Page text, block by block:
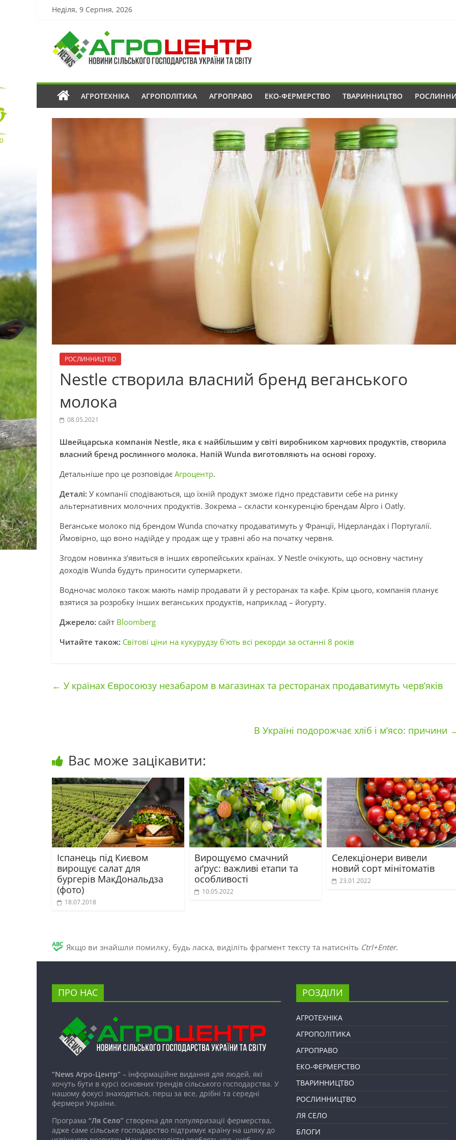
Неділя, 9 Серпня, 2026
АГРОТЕХНІКА АГРОПОЛІТИКА АГРОПРАВО ЕКО-ФЕРМЕРСТВО ТВАРИННИЦТВО
РОСЛИННИЦТВО
Nestle створила власний бренд веганського
молока
08.05.2021
Швейцарська компанія Nestle, яка є найбільшим у світі виробником харчових продуктів, створила
власний бренд рослинного молока. Напій Wunda виготовляють на основі гороху.
Детальніше про це розповідає Агроцентр.
Деталі: У компанії сподіваються, що їхній продукт зможе гідно представити себе на ринку
альтернативних молочних продуктів. Зокрема – скласти конкуренцію брендам Alpro і Oatly.
Веганське молоко під брендом Wunda спочатку продаватимуть у Франції, Нідерландах і Португалії.
Ймовірно, що воно надійде у продаж ще у травні або на початку червня.
Згодом новинка з’явиться в інших європейських країнах. У Nestle очікують, що основну частину
доходів Wunda будуть приносити супермаркети.
Водночас молоко також мають намір продавати й у ресторанах та кафе. Крім цього, компанія планує
взятися за розробку інших веганських продуктів, наприклад – йогурту.
Джерело: сайт Bloomberg
Читайте також: Світові ціни на кукурудзу б’ють всі рекорди за останні 8 років
← У країнах Євросоюзу незабаром в магазинах та ресторанах продаватимуть черв’яків
В Україні подорожчає хліб і м’ясо: причини
Вас може зацікавити:
Іспанець під Києвом
вирощує салат для
бургерів МакДональдза
(фото)
18.07.2018
Вирощуємо смачний
аґрус: важливі етапи та
особливості
10.05.2022
Селекціонери вивели
новий сорт мінітоматів
23.01.2022
Якщо ви знайшли помилку, будь ласка, виділіть фрагмент тексту та натисніть Ctrl+Enter.
ПРО НАС
“News Агро-Центр” – інформаційне видання для людей, які
хочуть бути в курсі основних трендів сільського господарства. У
нашому фокусі знаходяться, перш за все, дрібні та середні
фермери України.
Програма “Ля Село” створена для популяризації фермерства,
адже саме сільське господарство підтримує країну на шляху до
РОЗДІЛИ
АГРОТЕХНІКА
АГРОПОЛІТИКА
АГРОПРАВО
ЕКО-ФЕРМЕРСТВО
ТВАРИННИЦТВО
РОСЛИННИЦТВО
ЛЯ СЕЛО
БЛОГИ